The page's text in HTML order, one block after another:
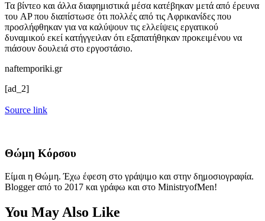
Τα βίντεο και άλλα διαφημιστικά μέσα κατέβηκαν μετά από έρευνα
του AP που διαπίστωσε ότι πολλές από τις Αφρικανίδες που
προσλήφθηκαν για να καλύψουν τις ελλείψεις εργατικού
δυναμικού εκεί κατήγγειλαν ότι εξαπατήθηκαν προκειμένου να
πιάσουν δουλειά στο εργοστάσιο.
naftemporiki.gr
[ad_2]
Source link
Θώμη Κόρσου
Είμαι η Θώμη. Έχω έφεση στο γράψιμο και στην δημοσιογραφία.
Blogger από το 2017 και γράφω και στο MinistryofMen!
You May Also Like